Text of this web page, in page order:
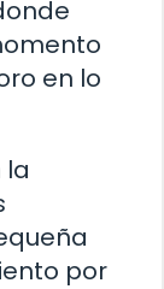
en lo
la
por